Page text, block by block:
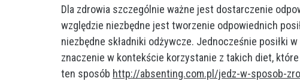
Dla zdrowia szczególnie ważne jest dostarczenie
względzie niezbędne jest tworzenie odpowiednich
niezbędne składniki odżywcze. Jednocześnie posiłki
znaczenie w kontekście korzystanie z takich diet,
ten sposób http://absenting.com.pl/jedz-w-sposob-